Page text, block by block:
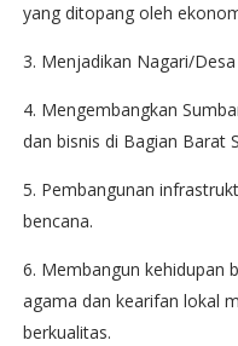
yang ditopang oleh
3. Menjadikan Nagari/
4. Mengembangkan
dan bisnis di Bagian Barat
5. Pembangunan
bencana.
6. Membangun kehidupan
agama dan kearifan lokal
berkualitas.